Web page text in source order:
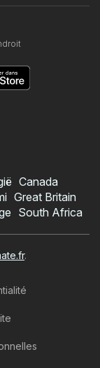
Canada
Great Britain
South Africa
.